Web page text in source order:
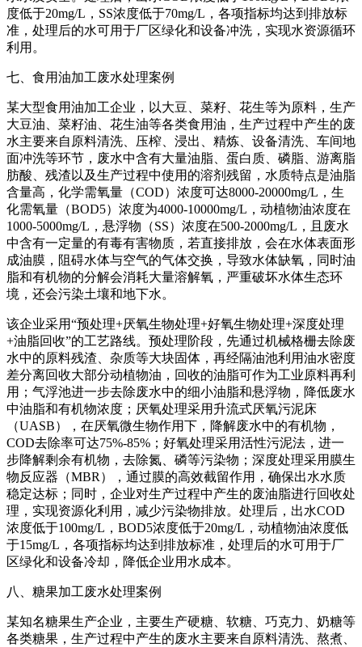
度低于20mg/L，SS浓度低于70mg/L，各项指标均达到排放标
准，处理后的水可用于厂区绿化和设备冲洗，实现水资源循环
利用。
七、食用油加工废水处理案例
某大型食用油加工企业，以大豆、菜籽、花生等为原料，生产
大豆油、菜籽油、花生油等各类食用油，生产过程中产生的废
水主要来自原料清洗、压榨、浸出、精炼、设备清洗、车间地
面冲洗等环节，废水中含有大量油脂、蛋白质、磷脂、游离脂
肪酸、残渣以及生产过程中使用的溶剂残留，水质特点是油脂
含量高，化学需氧量（COD）浓度可达8000-20000mg/L，生
化需氧量（BOD5）浓度为4000-10000mg/L，动植物油浓度在
1000-5000mg/L，悬浮物（SS）浓度在500-2000mg/L，且废水
中含有一定量的有毒有害物质，若直接排放，会在水体表面形
成油膜，阻碍水体与空气的气体交换，导致水体缺氧，同时油
脂和有机物的分解会消耗大量溶解氧，严重破坏水体生态环
境，还会污染土壤和地下水。
该企业采用“预处理+厌氧生物处理+好氧生物处理+深度处理
+油脂回收”的工艺路线。预处理阶段，先通过机械格栅去除废
水中的原料残渣、杂质等大块固体，再经隔油池利用油水密度
差分离回收大部分动植物油，回收的油脂可作为工业原料再利
用；气浮池进一步去除废水中的细小油脂和悬浮物，降低废水
中油脂和有机物浓度；厌氧处理采用升流式厌氧污泥床
（UASB），在厌氧微生物作用下，降解废水中的有机物，
COD去除率可达75%-85%；好氧处理采用活性污泥法，进一
步降解剩余有机物，去除氮、磷等污染物；深度处理采用膜生
物反应器（MBR），通过膜的高效截留作用，确保出水水质
稳定达标；同时，企业对生产过程中产生的废油脂进行回收处
理，实现资源化利用，减少污染物排放。处理后，出水COD
浓度低于100mg/L，BOD5浓度低于20mg/L，动植物油浓度低
于15mg/L，各项指标均达到排放标准，处理后的水可用于厂
区绿化和设备冷却，降低企业用水成本。
八、糖果加工废水处理案例
某知名糖果生产企业，主要生产硬糖、软糖、巧克力、奶糖等
各类糖果，生产过程中产生的废水主要来自原料清洗、熬煮、